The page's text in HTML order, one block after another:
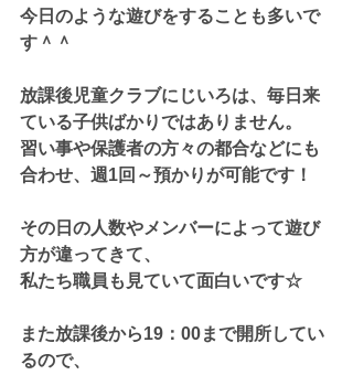
今日のような遊びをすることも多いで
す＾＾
放課後児童クラブにじいろは、毎日来
ている子供ばかりではありません。
習い事や保護者の方々の都合などにも
合わせ、週1回～預かりが可能です！
その日の人数やメンバーによって遊び
方が違ってきて、
私たち職員も見ていて面白いです☆
また放課後から19：00まで開所してい
るので、